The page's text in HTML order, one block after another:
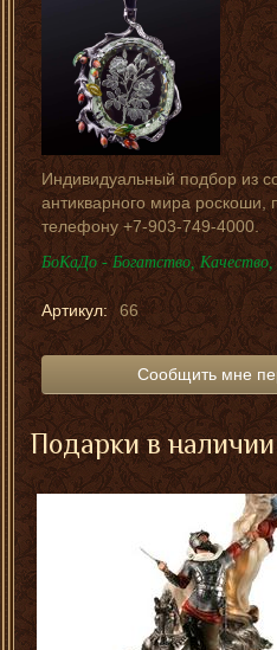
Индивидуальный подбор из
антикварного мира роскоши,
телефону +7-903-749-4000.
БоКаДо - Богатство, Качество,
Артикул: 66
Сообщить мне
Подарки в наличии